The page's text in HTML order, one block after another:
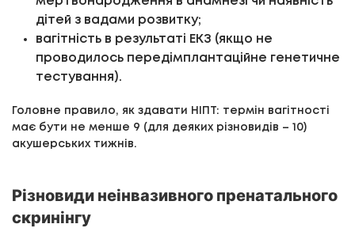
дітей з вадами розвитку;
вагітність в результаті ЕКЗ (якщо не
проводилось передімплантаційне генетичне
тестування).
Головне правило, як здавати НІПТ: термін вагітності
має бути не менше 9 (для деяких різновидів – 10)
акушерських тижнів.
Різновиди неінвазивного пренатального
скринінгу